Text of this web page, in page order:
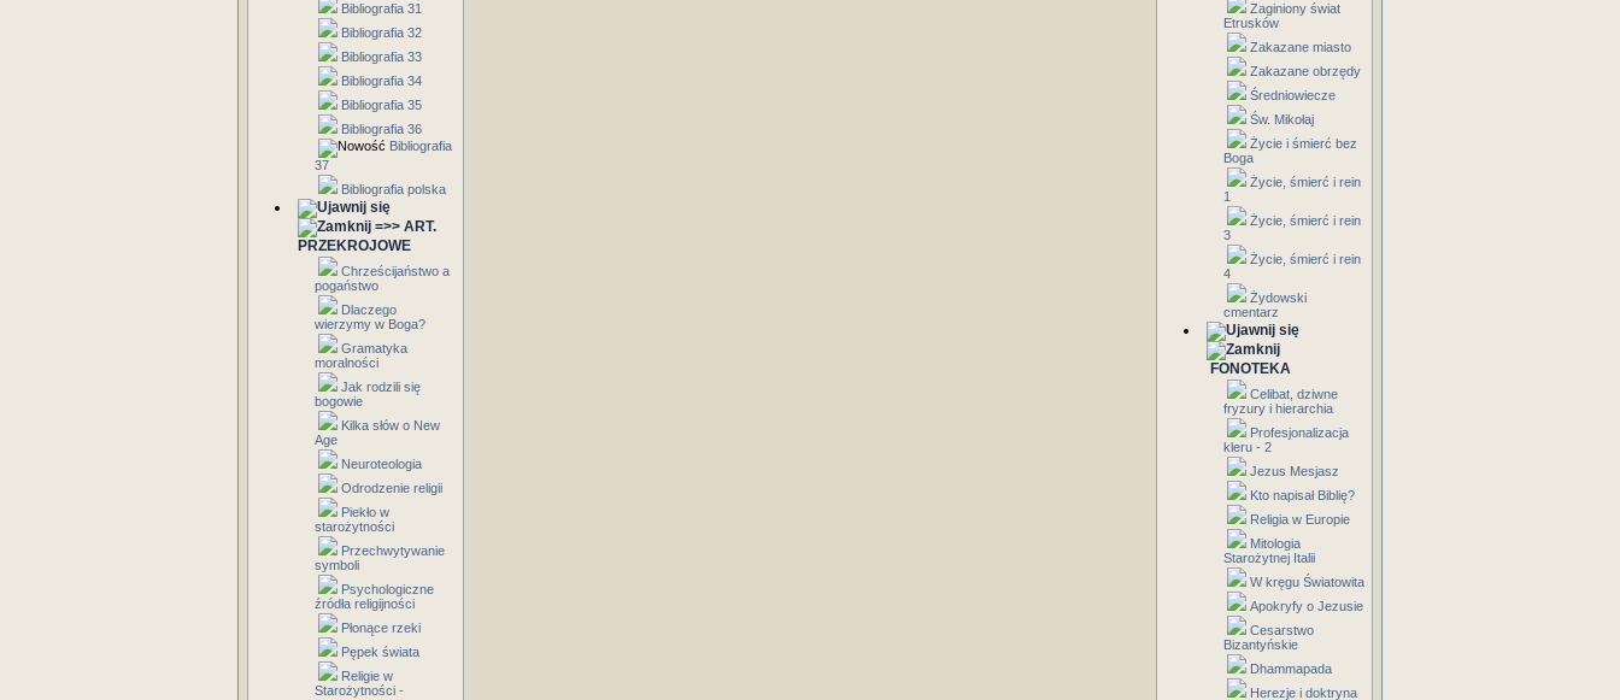
Bibliografia 31
Bibliografia 32
Bibliografia 33
Bibliografia 34
Bibliografia 35
Bibliografia 36
Bibliografia
37
Bibliografia polska
=>> ART.
PRZEKROJOWE
Chrześcijaństwo a
pogaństwo
Dlaczego
wierzymy w Boga?
Gramatyka
moralności
Jak rodzili się
bogowie
Kilka słów o New
Age
Neuroteologia
Odrodzenie religii
Piekło w
starożytności
Przechwytywanie
symboli
Psychologiczne
źródła religijności
Płonące rzeki
Pępek świata
Religie w
Starożytności -
Zaginiony świat
Etrusków
Zakazane miasto
Zakazane obrzędy
Średniowiecze
Św. Mikołaj
Życie i śmierć bez
Boga
Życie, śmierć i rein
1
Życie, śmierć i rein
3
Życie, śmierć i rein
4
Żydowski
cmentarz
FONOTEKA
Celibat, dziwne
fryzury i hierarchia
Profesjonalizacja
kleru - 2
Jezus Mesjasz
Kto napisał Biblię?
Religia w Europie
Mitologia
Starożytnej Italii
W kręgu Światowita
Apokryfy o Jezusie
Cesarstwo
Bizantyńskie
Dhammapada
Herezje i doktryna